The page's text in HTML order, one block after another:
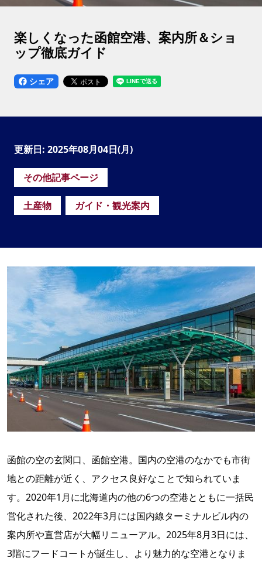
楽しくなった函館空港、案内所＆ショ
ップ徹底ガイド
シェア
更新日: 2025年08月04日(月)
その他記事ページ
土産物 ガイド・観光案内
函館の空の玄関口、函館空港。国内の空港のなかでも市街
地との距離が近く、アクセス良好なことで知られていま
す。2020年1月に北海道内の他の6つの空港とともに一括民
営化された後、2022年3月には国内線ターミナルビル内の
案内所や直営店が大幅リニューアル。2025年8月3日には、
3階にフードコートが誕生し、より魅力的な空港となりま